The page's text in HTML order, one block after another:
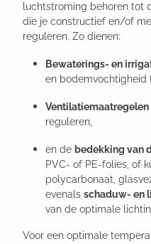
luchtstroming behoren tot
die je constructief en/of
reguleren. Zo dienen:
Bewaterings- en
en bodemvochtigheid
Ventilatiemaatregelen
reguleren,
en de bedekking van
PVC- of PE-folies, of
polycarbonaat,
evenals schaduw- en
van de optimale
Voor een optimale